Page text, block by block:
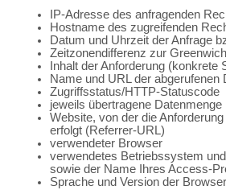
IP-Adresse des anfragenden
Hostname des zugreifenden
Datum und Uhrzeit der Anfrage
Zeitzonendifferenz zur
Inhalt der Anforderung (konkrete
Name und URL der abgerufenen
Zugriffsstatus/HTTP-Statuscode
jeweils übertragene Datenmenge
Website, von der die
erfolgt (Referrer-URL)
verwendeter Browser
verwendetes Betriebssystem
sowie der Name Ihres Access-
Sprache und Version der